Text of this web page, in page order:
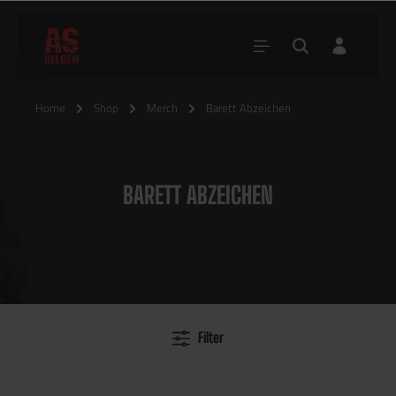
Home Shop Merch Barett Abzeichen
BARETT ABZEICHEN
Filter